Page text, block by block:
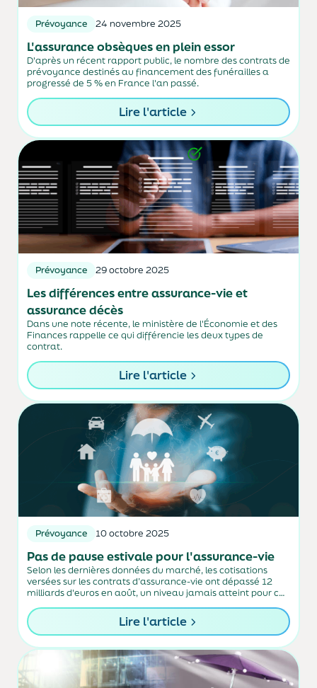
Prévoyance 24 novembre 2025
L'assurance obsèques en plein essor
D'après un récent rapport public, le nombre des contrats de
prévoyance destinés au financement des funérailles a
progressé de 5 % en France l'an passé.
Lire l'article
Prévoyance 29 octobre 2025
Les différences entre assurance-vie et
assurance décès
Dans une note récente, le ministère de l'Économie et des
Finances rappelle ce qui différencie les deux types de
contrat.
Lire l'article
Prévoyance 10 octobre 2025
Pas de pause estivale pour l'assurance-vie
Selon les dernières données du marché, les cotisations
versées sur les contrats d’assurance-vie ont dépassé 12
milliards d'euros en août, un niveau jamais atteint pour ce
Lire l'article